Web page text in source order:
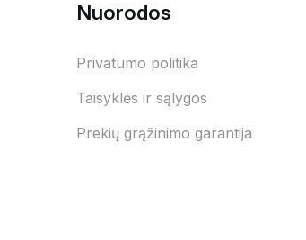
Nuorodos
Privatumo politika
Taisyklės ir sąlygos
Prekių grąžinimo garantija